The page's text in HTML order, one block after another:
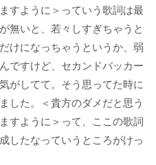
すように＞っていう歌詞は最
無いと、若々しすぎちゃうと
けになっちゃうというか、弱
ですけど、セカンドバッカー
がしてて。そう思ってた時に
した。＜貴方のダメだと思う
すように＞って、ここの歌詞
したなっていうところがけっ